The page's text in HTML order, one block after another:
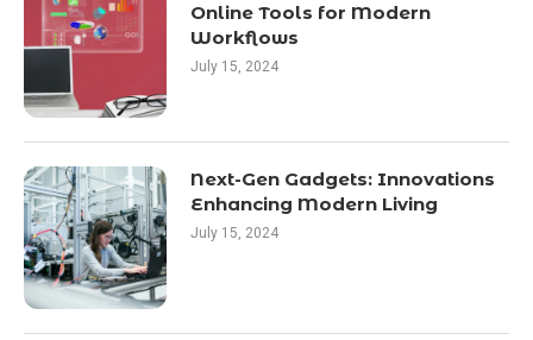
Online Tools for Modern
Workflows
July 15, 2024
Next-Gen Gadgets: Innovations
Enhancing Modern Living
July 15, 2024